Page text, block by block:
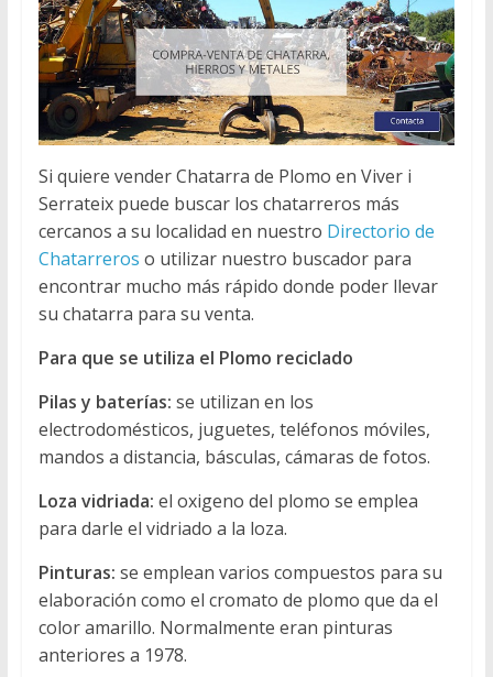
Si quiere vender Chatarra de Plomo en Viver i
Serrateix puede buscar los chatarreros más
cercanos a su localidad en nuestro Directorio de
Chatarreros o utilizar nuestro buscador para
encontrar mucho más rápido donde poder llevar
su chatarra para su venta.
Para que se utiliza el Plomo reciclado
Pilas y baterías: se utilizan en los
electrodomésticos, juguetes, teléfonos móviles,
mandos a distancia, básculas, cámaras de fotos.
Loza vidriada: el oxigeno del plomo se emplea
para darle el vidriado a la loza.
Pinturas: se emplean varios compuestos para su
elaboración como el cromato de plomo que da el
color amarillo. Normalmente eran pinturas
anteriores a 1978.